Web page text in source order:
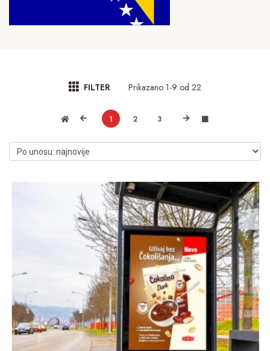
FILTER Prikazano 1-9 od 22
1 2 3